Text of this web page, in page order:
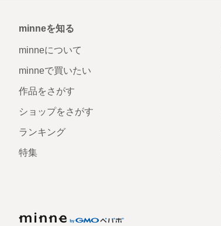
minneを知る
minneについて
minneで買いたい
作品をさがす
ショップをさがす
ランキング
特集